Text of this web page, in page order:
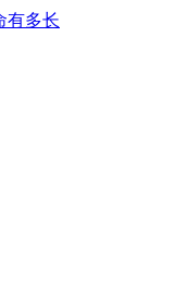
有多长